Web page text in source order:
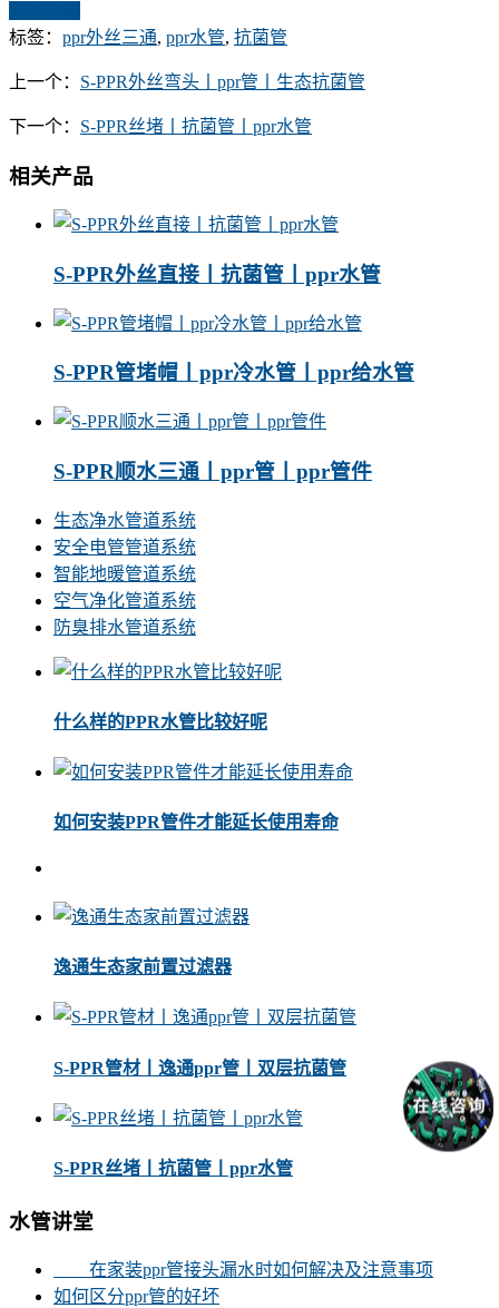
标签： ppr外丝三通, ppr水管, 抗菌管
上一个： S-PPR外丝弯头丨ppr管丨生态抗菌管
下一个： S-PPR丝堵丨抗菌管丨ppr水管
相关产品
S-PPR外丝直接丨抗菌管丨ppr水管
S-PPR管堵帽丨ppr冷水管丨ppr给水管
S-PPR顺水三通丨ppr管丨ppr管件
生态净水管道系统
安全电管管道系统
智能地暖管道系统
空气净化管道系统
防臭排水管道系统
什么样的PPR水管比较好呢
如何安装PPR管件才能延长使用寿命
逸通生态家前置过滤器
S-PPR管材丨逸通ppr管丨双层抗菌管
S-PPR丝堵丨抗菌管丨ppr水管
水管讲堂
在家装ppr管接头漏水时如何解决及注意事项
如何区分ppr管的好坏